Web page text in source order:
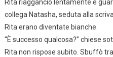
Rita riagganciò lentamente e
collega Natasha, seduta alla
Rita erano diventate bianche.
“È successo qualcosa?” chiese
Rita non rispose subito. Sbuffò